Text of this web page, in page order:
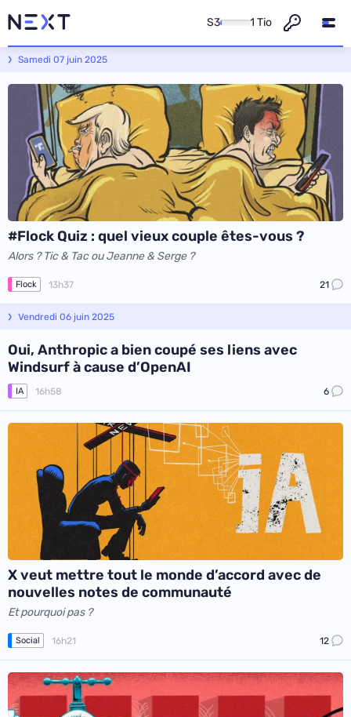
S3 1 Tio
Next - L'actualité informatique et numérique
Samedi 07 juin 2025
#Flock Quiz : quel vieux couple êtes-vous ?
Alors ? Tic & Tac ou Jeanne & Serge ?
Flock 13h37 21
Vendredi 06 juin 2025
Oui, Anthropic a bien coupé ses liens avec
Windsurf à cause d’OpenAI
IA 16h58 6
X veut mettre tout le monde d’accord avec de
nouvelles notes de communauté
Et pourquoi pas ?
Social 16h21 12